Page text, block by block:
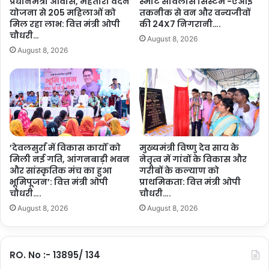
More
र
उ
त्सा
का
अ
त
सं
ग
म
…
.
.
क्स
में
5
0
ति
त
की
छू
ट
…
.
योजना से 205 महिलाओं को
मिल रहा लाभ: वित्त मंत्री ओपी
चौधरी…
August 8, 2026
तकनीक से वन और वन्यजीवों
की 24X7 निगरानी….
August 8, 2026
’देवलसुर्रा में विकास कार्यों को
मिली नई गति, आंगनबाड़ी भवन
और सांस्कृतिक मंच का हुआ
भूमिपूजन’: वित्त मंत्री ओपी
चौधरी….
August 8, 2026
मुख्यमंत्री विष्णु देव साय के
नेतृत्व में गांवों के विकास और
गरीबों के कल्याण को
प्राथमिकता: वित्त मंत्री ओपी
चौधरी….
August 8, 2026
RO. No :- 13895/ 134